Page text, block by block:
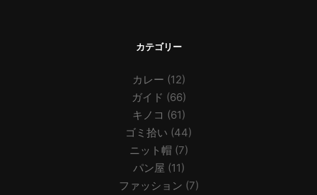
カテゴリー
カレー (12)
ガイド (66)
キノコ (61)
ゴミ拾い (44)
ニット帽 (7)
パン屋 (11)
ファッション (7)